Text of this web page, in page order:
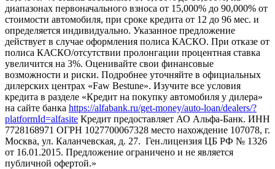
диапазонах первоначального взноса от 15,000% до 90,000% от
стоимости автомобиля, при сроке кредита от 12 до 96 мес. и
определяется индивидуально. Указанное предложение
действует в случае оформления полиса КАСКО. При отказе от
полиса КАСКО/отсутствии пролонгации процентная ставка
увеличится на 3%. Оценивайте свои финансовые
возможности и риски. Подробнее уточняйте в официальных
дилерских центрах «Faw Bestune». Изучите все условия
кредита в разделе «Кредит на покупку автомобиля у дилера»
на сайте банка https://alfabank.ru/get-money/auto-loan/dealers/?
platformId=alfasite Кредит предоставляет АО Альфа-Банк. ИНН
7728168971 ОГРН 1027700067328 место нахождение 107078, г.
Москва, ул. Каланчевская, д. 27. Ген.лицензия ЦБ РФ № 1326
от 16.01.2015. Предложение ограничено и не является
публичной офертой.»